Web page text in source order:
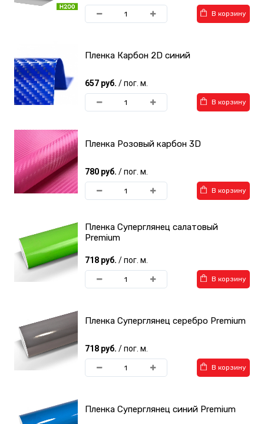
В корзину
Пленка Карбон 2D синий
657 руб. / пог. м.
В корзину
Пленка Розовый карбон 3D
780 руб. / пог. м.
В корзину
Пленка Суперглянец салатовый
Premium
718 руб. / пог. м.
В корзину
Пленка Суперглянец серебро Premium
718 руб. / пог. м.
В корзину
Пленка Суперглянец синий Premium